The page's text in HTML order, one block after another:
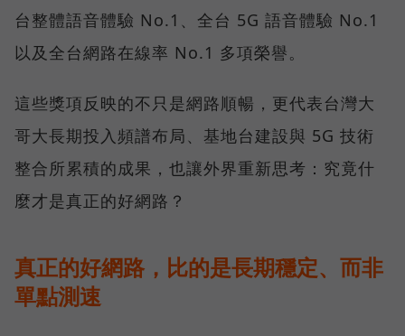
台整體語音體驗 No.1、全台 5G 語音體驗 No.1
以及全台網路在線率 No.1 多項榮譽。
這些獎項反映的不只是網路順暢，更代表台灣大
哥大長期投入頻譜布局、基地台建設與 5G 技術
整合所累積的成果，也讓外界重新思考：究竟什
麼才是真正的好網路？
真正的好網路，比的是長期穩定、而非
單點測速